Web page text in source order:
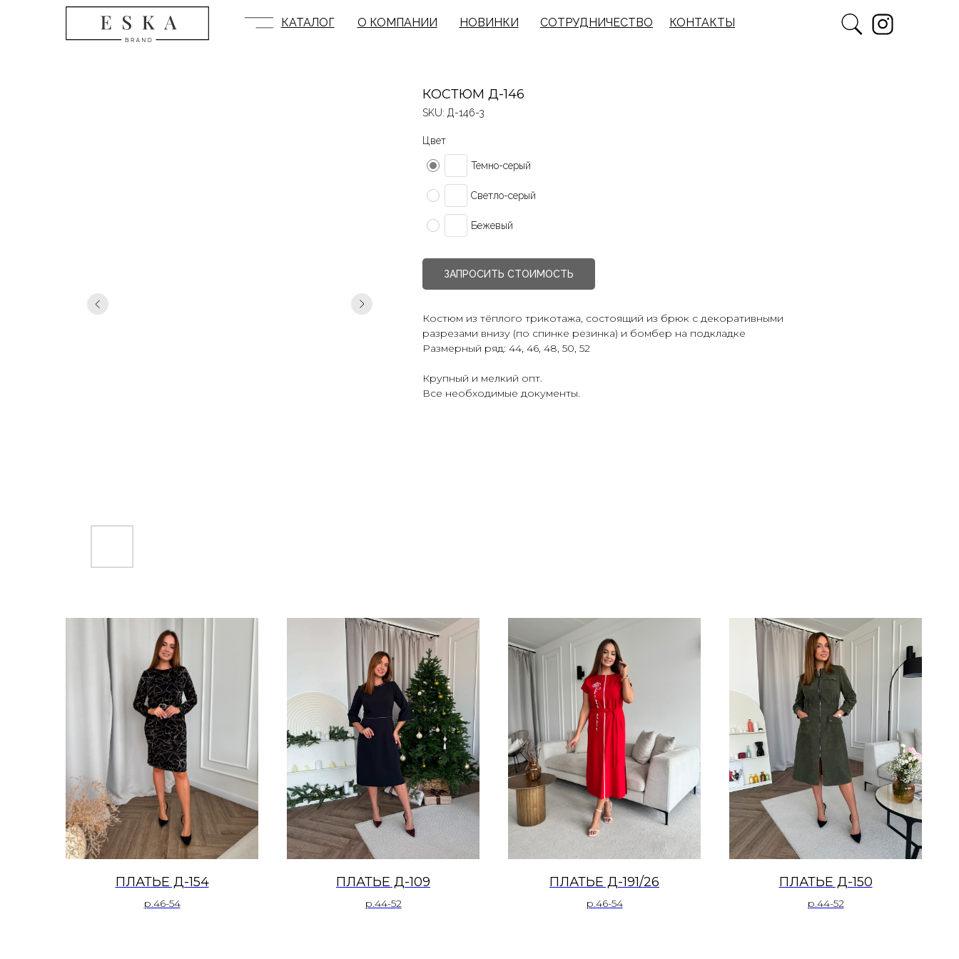
КОНТАКТЫ
СОТРУДНИЧЕСТВО
НОВИНКИ
О КОМПАНИИ
КАТАЛОГ
КОСТЮМ Д-146
SKU: Д-146-3
Цвет
Темно-серый
Светло-серый
Бежевый
ЗАПРОСИТЬ СТОИМОСТЬ
Костюм из тёплого трикотажа, состоящий из брюк с декоративными
разрезами внизу (по спинке резинка) и бомбер на подкладке
Размерный ряд: 44, 46, 48, 50, 52
Крупный и мелкий опт.
Все необходимые документы.
ПЛАТЬЕ Д-154
р.46-54
ПЛАТЬЕ Д-109
р.44-52
ПЛАТЬЕ Д-191/26
р.46-54
ПЛАТЬЕ Д-150
р.44-52